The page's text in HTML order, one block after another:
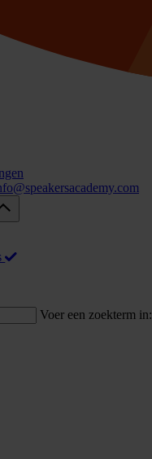
Voer een zoekterm in: